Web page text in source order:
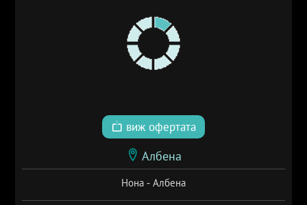
виж офертата
Албена
Нона - Албена